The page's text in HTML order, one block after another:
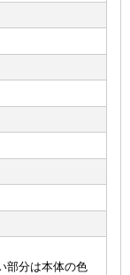
部分は本体の色